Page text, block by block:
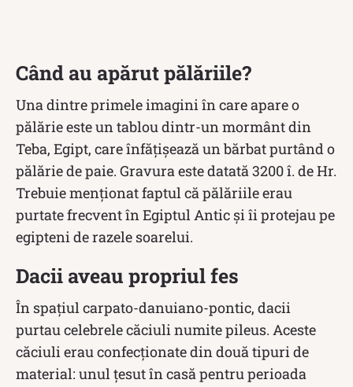
Când au apărut pălăriile?
Una dintre primele imagini în care apare o
pălărie este un tablou dintr-un mormânt din
Teba, Egipt, care înfăţişează un bărbat purtând o
pălărie de paie. Gravura este datată 3200 î. de Hr.
Trebuie menţionat faptul că pălăriile erau
purtate frecvent în Egiptul Antic şi îi protejau pe
egipteni de razele soarelui.
Dacii aveau propriul fes
În spaţiul carpato-danuiano-pontic, dacii
purtau celebrele căciuli numite pileus. Aceste
căciuli erau confecționate din două tipuri de
material: unul țesut în casă pentru perioada